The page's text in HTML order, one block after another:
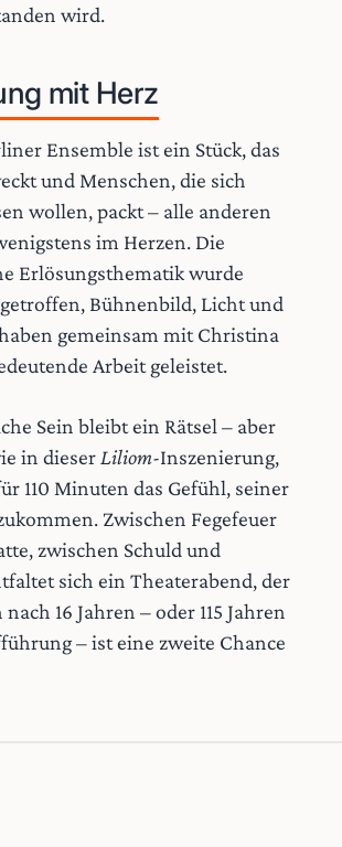
wird.
mit Herz
Ensemble ist ein Stück, das
und Menschen, die sich
wollen, packt – alle anderen
im Herzen. Die
Erlösungsthematik wurde
Bühnenbild, Licht und
gemeinsam mit Christina
Arbeit geleistet.
Sein bleibt ein Rätsel – aber
in dieser Liliom-Inszenierung,
110 Minuten das Gefühl, seiner
Zwischen Fegefeuer
zwischen Schuld und
sich ein Theaterabend, der
16 Jahren – oder 115 Jahren
– ist eine zweite Chance